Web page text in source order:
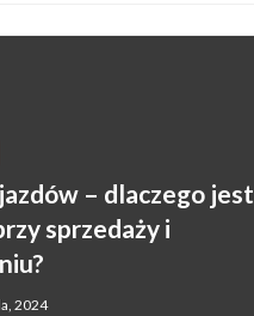
– dlaczego jest
sprzedaży i
2024